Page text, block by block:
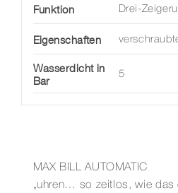
Funktion Drei-
Eigenschaften
Wasserdicht in
Bar
5
MAX BILL AUTOMATIC
„uhren… so zeitlos, wie das